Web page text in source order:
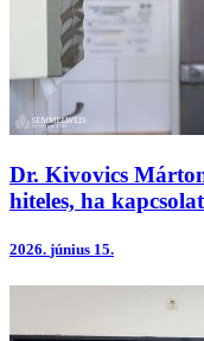
Dr. Kivovics
hiteles, ha
2026. június 15.